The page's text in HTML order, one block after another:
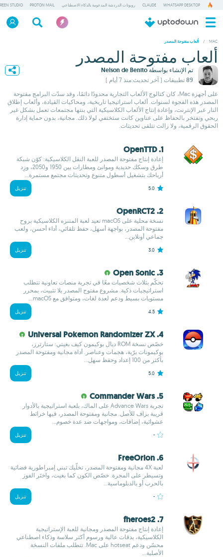
WHATSAPP DESKTOP
CLAUDE روبوتات الدردشة المدعومة بالذكاء الاصطناعي PROTON MAIL
STUDIO
MAC
/ ألعاب مفتوحة المصدر
ألعاب مفتوحة المصدر
تم الإنشاء بواسطة Nelson de Benito
89 تطبيقات
( آخر تحديث:منذ 7 أيام )
على أجهزة Mac، كان كتالوج الألعاب التجارية محدودًا دائمًا، وقد سدّت البرامج مفتوحة
المصدر هذه الفجوة لسنوات. ألعاب استراتيجيا تاريخية، ومحاكيات القيادة، وألعاب إطلاق
النار عبر الإنترنت، وإعادة إنتاج الألعاب الكلاسيكية التي بنتها مجتمعات تعمل بشكل غير
ربحي وتفتخر بالحفاظ على عناوين كانت ستختفي لولا ذلك. مجانية، بدون حماية إدارة
الحقوق الرقمية، ولا زالت تتلقى تحديثات.
1. OpenTTD
إعادة إنتاج مفتوحة المصدر للعبة النقل الكلاسيكية: كوّن شبكة
طرق وسكك حديدية وموانئ ومطارات بين 1950 و2050، وزِد
أرباحك بتشغيل أسطول متنوع وتحديثات مجتمع مستمرة...
5.0 تنزيل
2. OpenRCT2
نسخة محلية على macOS تعيد لعبة المتنزه الكلاسيكية بروح
مفتوحة المصدر، بواجهة أسهل، حفظ تلقائي، أداء أحسن، ولعب
جماعي أونلاين...
3.0 تنزيل
3. Open Sonic
تحكّم بثلاث شخصيات معًا في تجربة منصات تعاونية تتطلب
استراتيجيات ذكية. مشروع مفتوح المصدر بلا تثبيت، بمحرر
مستويات بسيط ودعم لعدة لغات، ومتوافق مع macOS...
4.5 تنزيل
4. Universal Pokemon Randomizer ZX
خصّص نسخة ROM ديال بوكيمون كيف بغيتي: ستارترز،
بوكيمونات برّية، هجمات وعناصر. أداة مجانية ومفتوحة المصدر
بأكثر من 100 إعداد وحفظ سهل...
5.0 تنزيل
5. Commander Wars
تجربة Advance Wars على الماك، بلعبة استراتيجية بالأدوار
قريبة بزاف للأصل. مجانية ومفتوحة المصدر، فيها خرائط
عشوائية، إضافات، ومواجهات ضد عدة خصوم...
- تنزيل
6. FreeOrion
لعبة 4X مجانية ومفتوحة المصدر، تخلّيك تبني إمبراطورية فضائية
وتسيطر على المجرة. خصّص الكون كما بغيت، واختَر الفوز
بالحرب أو بالدبلوماسية...
- تنزيل
7. fheroes2
إعادة إنتاج مفتوحة المصدر ومجانية للعبة الإستراتيجية
الكلاسيكية، بدقات عالية ورسوم أكثر سلاسة وذكاء اصطناعي
محسّن ودعم hotseat على Mac. تتطلب ملفات النسخة
الأصلية...